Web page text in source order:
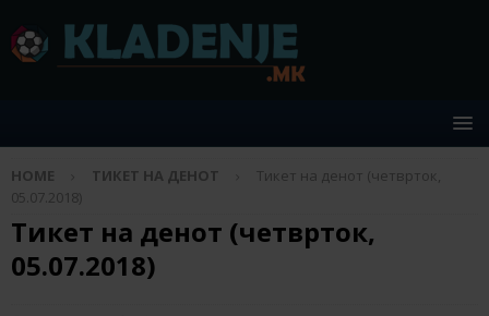
HOME ТИКЕТ НА ДЕНОТ
Тикет на денот (четврток,
05.07.2018)
Тикет на денот (четврток,
05.07.2018)